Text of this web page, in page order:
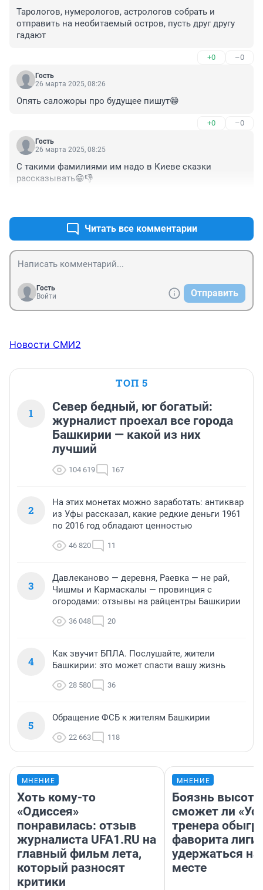
Тарологов, нумерологов, астрологов собрать и
отправить на необитаемый остров, пусть друг другу
гадают
+0 –0
Гость
26 марта 2025, 08:26
Опять саложоры про будущее пишут😁
+0 –0
Гость
26 марта 2025, 08:25
С такими фамилиями им надо в Киеве сказки
рассказывать😁👎
Читать все комментарии
Гость
Войти
Отправить
Новости СМИ2
ТОП 5
1
Север бедный, юг богатый:
журналист проехал все города
Башкирии — какой из них
лучший
104 619 167
2
На этих монетах можно заработать: антиквар
из Уфы рассказал, какие редкие деньги 1961
по 2016 год обладают ценностью
46 820 11
3
Давлеканово — деревня, Раевка — не рай,
Чишмы и Кармаскалы — провинция с
огородами: отзывы на райцентры Башкирии
36 048 20
4
Как звучит БПЛА. Послушайте, жители
Башкирии: это может спасти вашу жизнь
28 580 36
5
Обращение ФСБ к жителям Башкирии
22 663 118
МНЕНИЕ
Хоть кому-то
«Одиссея»
понравилась: отзыв
журналиста UFA1.RU на
главный фильм лета,
который разносят
критики
МНЕНИЕ
Боязнь
сможет ли
тренера
фаворита лиги
удержаться
месте